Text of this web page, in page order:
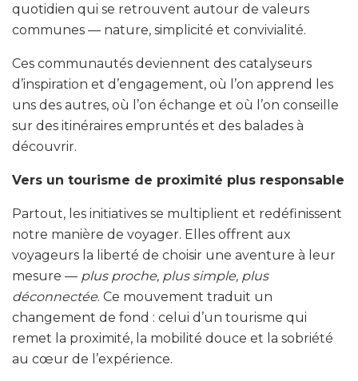
quotidien qui se retrouvent autour de valeurs
communes — nature, simplicité et convivialité.
Ces communautés deviennent des catalyseurs
d’inspiration et d’engagement, où l’on apprend les
uns des autres, où l’on échange et où l’on conseille
sur des itinéraires empruntés et des balades à
découvrir.
Vers un tourisme de proximité plus responsable
Partout, les initiatives se multiplient et redéfinissent
notre manière de voyager. Elles offrent aux
voyageurs la liberté de choisir une aventure à leur
mesure — plus proche, plus simple, plus
déconnectée. Ce mouvement traduit un
changement de fond : celui d’un tourisme qui
remet la proximité, la mobilité douce et la sobriété
au cœur de l’expérience.